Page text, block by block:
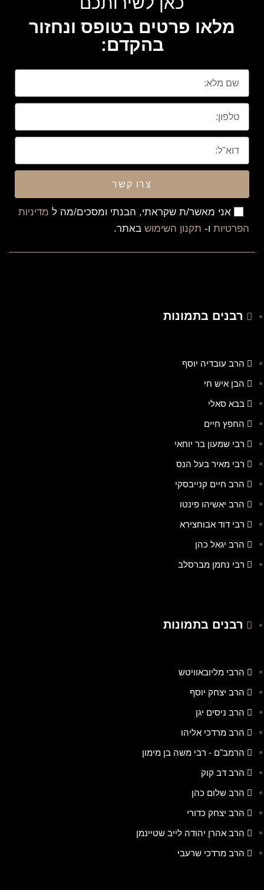
מלאו פרטים בטופס ונחזור
בהקדם:
אני מאשר/ת שקראתי, הבנתי ומסכים/מה ל מדיניות
הפרטיות ו- תקנון השימוש באתר.
צרו קשר
רבנים בתמונות
הרב עובדיה יוסף
הבן איש חי
בבא סאלי
החפץ חיים
רבי שמעון בר יוחאי
רבי מאיר בעל הנס
הרב חיים קנייבסקי
הרב יאשיהו פינטו
רבי דוד אבוחצירא
הרב יגאל כהן
רבי נחמן מברסלב
רבנים בתמונות
הרבי מליובאוויטש
הרב יצחק יוסף
הרב ניסים יגן
הרב מרדכי אליהו
הרמב"ם - רבי משה בן מימון
הרב דב קוק
הרב שלום כהן
הרב יצחק כדורי
הרב אהרן יהודה לייב שטיינמן
הרב מרדכי שרעבי